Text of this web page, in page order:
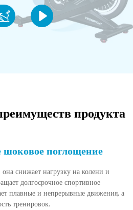
продукта
поглощение
снижает нагрузку на колени и
долгосрочное спортивное
плавные и непрерывные движения, а
тренировок.